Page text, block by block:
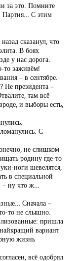
за это. Помните
Партия… С этим
сказанул, что
В боях
у нас дорога.
то заживём!
– в сентябре.
Не президента –
там всё
и выборы есть,
С
не слишком
родину где-то
ноги шевелятся,
в специальной
– ну что ж…
Сначала –
то не слышно.
пришла
вариант
жизнь
всё одобрял